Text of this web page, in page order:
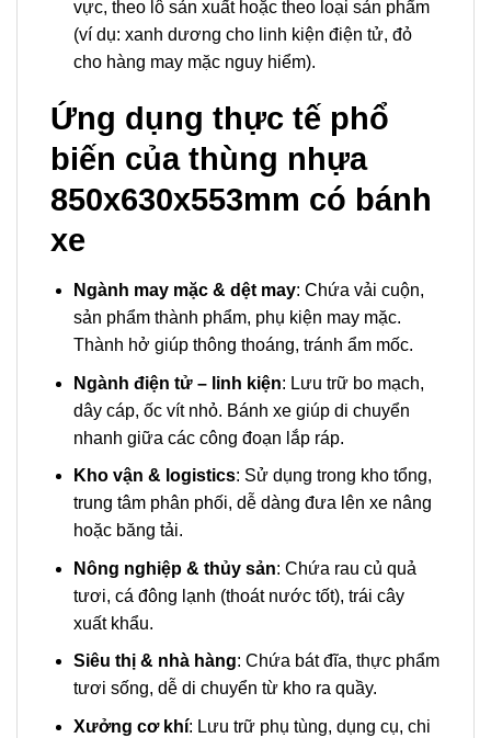
vực, theo lô sản xuất hoặc theo loại sản phẩm
(ví dụ: xanh dương cho linh kiện điện tử, đỏ
cho hàng may mặc nguy hiểm).
Ứng dụng thực tế phổ
biến của thùng nhựa
850x630x553mm có bánh
xe
Ngành may mặc & dệt may: Chứa vải cuộn,
sản phẩm thành phẩm, phụ kiện may mặc.
Thành hở giúp thông thoáng, tránh ẩm mốc.
Ngành điện tử – linh kiện: Lưu trữ bo mạch,
dây cáp, ốc vít nhỏ. Bánh xe giúp di chuyển
nhanh giữa các công đoạn lắp ráp.
Kho vận & logistics: Sử dụng trong kho tổng,
trung tâm phân phối, dễ dàng đưa lên xe nâng
hoặc băng tải.
Nông nghiệp & thủy sản: Chứa rau củ quả
tươi, cá đông lạnh (thoát nước tốt), trái cây
xuất khẩu.
Siêu thị & nhà hàng: Chứa bát đĩa, thực phẩm
tươi sống, dễ di chuyển từ kho ra quầy.
Xưởng cơ khí: Lưu trữ phụ tùng, dụng cụ, chi